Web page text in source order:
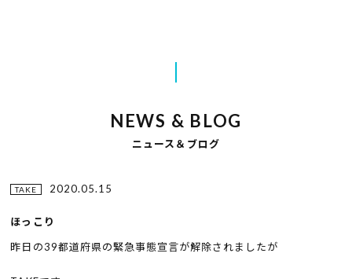
NEWS & BLOG
ニュース＆ブログ
TAKE 2020.05.15
ほっこり
昨日の39都道府県の緊急事態宣言が解除されましたが